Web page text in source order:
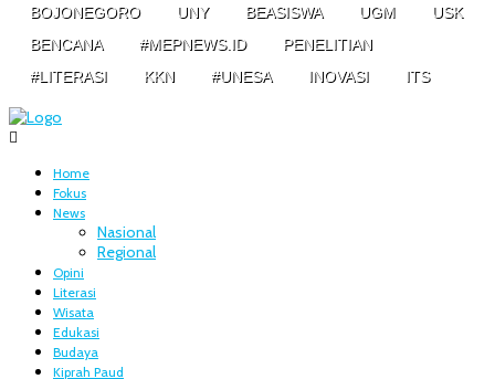
BOJONEGORO
UNY BEASISWA UGM
USK
BENCANA
#MEPNEWS.ID
PENELITIAN
#LITERASI
KKN #UNESA INOVASI ITS
Home
Fokus
News
Nasional
Regional
Opini
Literasi
Wisata
Edukasi
Budaya
Kiprah Paud